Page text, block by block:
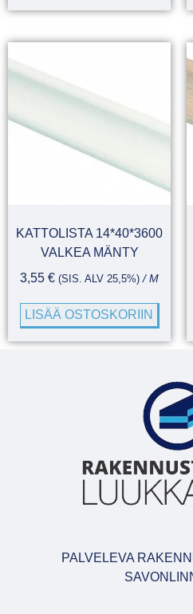
KATTOLISTA 14*40*3600
VALKEA MÄNTY
3,55 € (SIS. ALV 25,5%) / M
LISÄÄ OSTOSKORIIN
PALVELEVA